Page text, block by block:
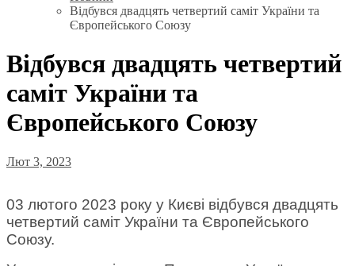
Відбувся двадцять четвертий саміт України та
Європейського Союзу
Відбувся двадцять четвертий
саміт України та
Європейського Союзу
Лют 3, 2023
03 лютого 2023 року у Києві відбувся двадцять
четвертий саміт України та Європейського
Союзу.